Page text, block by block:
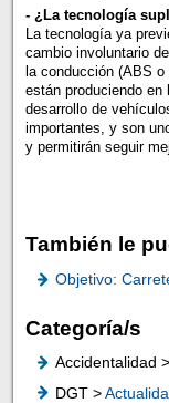
- ¿La tecnología
La tecnología ya
cambio involuntario
la conducción (ABS
están produciendo
desarrollo de
importantes, y son
y permitirán seguir
También le
Objetivo:
Categoría/s
Accidentalidad >
DGT >